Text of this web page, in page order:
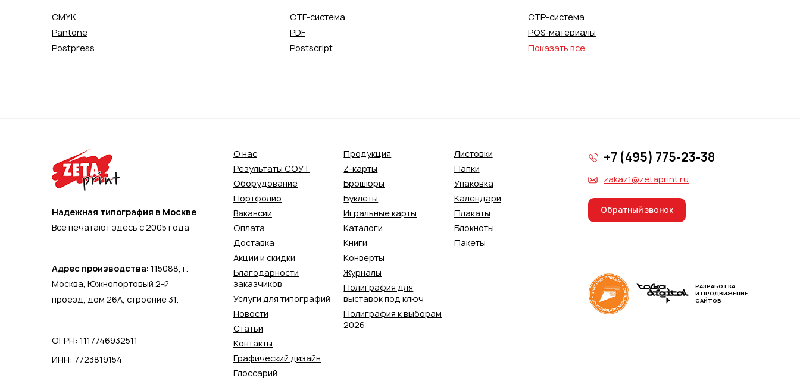
CMYK CTF-система
CTP-система
Pantone
PDF
POS-материалы
Postpress
Postscript Показать все
Надежная типография в Москве
Все печатают здесь с 2005 года
Адрес производства: 115088, г.
Москва, Южнопортовый 2-й
проезд, дом 26А, строение 31.
ОГРН: 1117746932511
ИНН: 7723819154
О нас
Результаты СОУТ
Оборудование
Портфолио
Вакансии
Оплата
Доставка
Акции и скидки
Благодарности
заказчиков
Услуги для типографий
Новости
Статьи
Контакты
Графический дизайн
Глоссарий
Продукция
Z-карты
Брошюры
Буклеты
Игральные карты
Каталоги
Книги
Конверты
Журналы
Полиграфия для
выставок под ключ
Полиграфия к выборам
2026
Листовки
Папки
Упаковка
Календари
Плакаты
Блокноты
Пакеты
+7 (495) 775-23-38
zakaz1@zetaprint.ru
Обратный звонок
РАЗРАБОТКА
И ПРОДВИЖЕНИЕ
САЙТОВ